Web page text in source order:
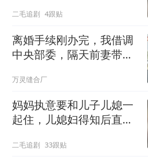
二毛追剧 4跟贴
离婚手续刚办完，我借调
中央部委，隔天前妻带新
万灵缝合厂
妈妈执意要和儿子儿媳一
起住，儿媳妇得知后直接
二毛追剧 33跟贴